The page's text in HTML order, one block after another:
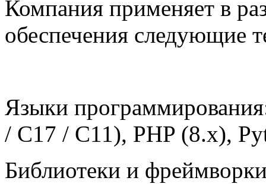
Компания применяет в
обеспечения следующие
Языки
/ C17 / C11), PHP (8.x),
Библиотеки и